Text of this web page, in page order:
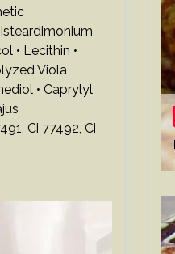
• Lecithin •
Viola
• Caprylyl
Ci 77492, Ci